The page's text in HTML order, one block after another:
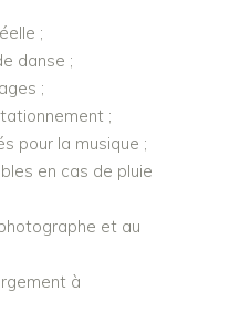
;
danse ;
;
;
pour la musique ;
en cas de pluie
et au
à